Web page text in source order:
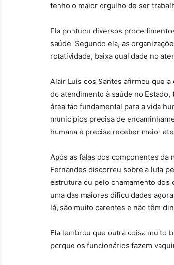
tenho o maior orgulho de ser
Ela pontuou diversos
saúde. Segundo ela, as
rotatividade, baixa qualidade no
Alair Luis dos Santos afirmou que
do atendimento à saúde no
área tão fundamental para a vida
municípios precisa de
humana e precisa receber maior
Após as falas dos componentes da
Fernandes discorreu sobre a luta
estrutura ou pelo chamamento dos
uma das maiores dificuldades
lá, são muito carentes e não têm
Ela lembrou que outra coisa muito
porque os funcionários fazem